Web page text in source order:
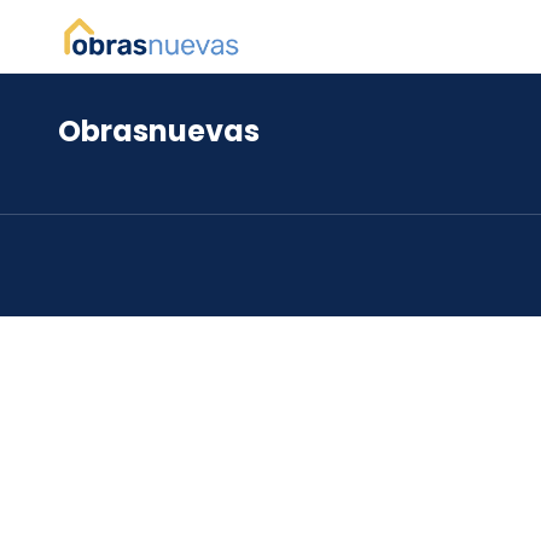
*
Obrasnuevas